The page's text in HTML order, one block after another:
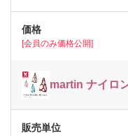
[会員のみ価格公開]
martin ナイロ